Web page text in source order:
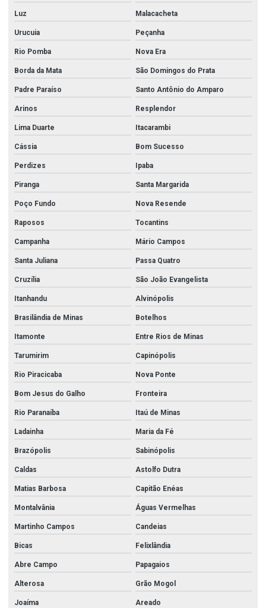
Luz Malacacheta
Urucuia Peçanha
Rio Pomba Nova Era
Borda da Mata São Domingos do Prata
Padre Paraíso Santo Antônio do Amparo
Arinos Resplendor
Lima Duarte Itacarambi
Cássia Bom Sucesso
Perdizes Ipaba
Piranga Santa Margarida
Poço Fundo Nova Resende
Raposos Tocantins
Campanha Mário Campos
Santa Juliana Passa Quatro
Cruzília São João Evangelista
Itanhandu Alvinópolis
Brasilândia de Minas Botelhos
Itamonte Entre Rios de Minas
Tarumirim Capinópolis
Rio Piracicaba Nova Ponte
Bom Jesus do Galho Fronteira
Rio Paranaíba Itaú de Minas
Ladainha Maria da Fé
Brazópolis Sabinópolis
Caldas Astolfo Dutra
Matias Barbosa Capitão Enéas
Montalvânia Águas Vermelhas
Martinho Campos Candeias
Bicas Felixlândia
Abre Campo Papagaios
Alterosa Grão Mogol
Joaíma Areado